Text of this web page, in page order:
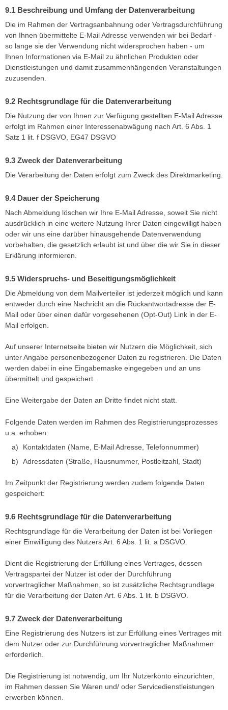
Beschreibung und Umfang der Datenverarbeitung
Die im Rahmen der Vertragsanbahnung oder Vertragsdurchführung
von Ihnen übermittelte E-Mail Adresse verwenden wir bei Bedarf -
so lange sie der Verwendung nicht widersprochen haben - um
Ihnen Informationen via E-Mail zu ähnlichen Produkten oder
Dienstleistungen und damit zusammenhängenden Veranstaltungen
zuzusenden.
Rechtsgrundlage für die Datenverarbeitung
Die Nutzung der von Ihnen zur Verfügung gestellten E-Mail Adresse
erfolgt im Rahmen einer Interessenabwägung nach Art. 6 Abs. 1
Satz 1 lit. f DSGVO, EG47 DSGVO
Zweck der Datenverarbeitung
Die Verarbeitung der Daten erfolgt zum Zweck des Direktmarketing.
Dauer der Speicherung
Nach Abmeldung löschen wir Ihre E-Mail Adresse, soweit Sie nicht
ausdrücklich in eine weitere Nutzung Ihrer Daten eingewilligt haben
oder wir uns eine darüber hinausgehende Datenverwendung
vorbehalten, die gesetzlich erlaubt ist und über die wir Sie in dieser
Erklärung informieren.
Widerspruchs- und Beseitigungsmöglichkeit
Die Abmeldung von dem Mailverteiler ist jederzeit möglich und kann
entweder durch eine Nachricht an die Rückantwortadresse der E-
Mail oder über einen dafür vorgesehenen (Opt-Out) Link in der E-
Mail erfolgen.
Auf unserer Internetseite bieten wir Nutzern die Möglichkeit, sich
unter Angabe personenbezogener Daten zu registrieren. Die Daten
werden dabei in eine Eingabemaske eingegeben und an uns
übermittelt und gespeichert.
Eine Weitergabe der Daten an Dritte findet nicht statt.
Folgende Daten werden im Rahmen des Registrierungsprozesses
u.a. erhoben:
Kontaktdaten (Name, E-Mail Adresse, Telefonnummer)
Adressdaten (Straße, Hausnummer, Postleitzahl, Stadt)
Im Zeitpunkt der Registrierung werden zudem folgende Daten
gespeichert:
Rechtsgrundlage für die Datenverarbeitung
Rechtsgrundlage für die Verarbeitung der Daten ist bei Vorliegen
einer Einwilligung des Nutzers Art. 6 Abs. 1 lit. a DSGVO.
Dient die Registrierung der Erfüllung eines Vertrages, dessen
Vertragspartei der Nutzer ist oder der Durchführung
vorvertraglicher Maßnahmen, so ist zusätzliche Rechtsgrundlage
für die Verarbeitung der Daten Art. 6 Abs. 1 lit. b DSGVO.
Zweck der Datenverarbeitung
Eine Registrierung des Nutzers ist zur Erfüllung eines Vertrages mit
dem Nutzer oder zur Durchführung vorvertraglicher Maßnahmen
erforderlich.
Die Registrierung ist notwendig, um Ihr Nutzerkonto einzurichten,
im Rahmen dessen Sie Waren und/ oder Servicedienstleistungen
erwerben können.